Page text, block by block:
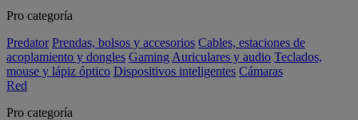
Pro categoría
Predator Prendas, bolsos y accesorios Cables, estaciones de
acoplamiento y dongles Gaming Auriculares y audio Teclados,
mouse y lápiz óptico Dispositivos inteligentes Cámaras
Red
Pro categoría